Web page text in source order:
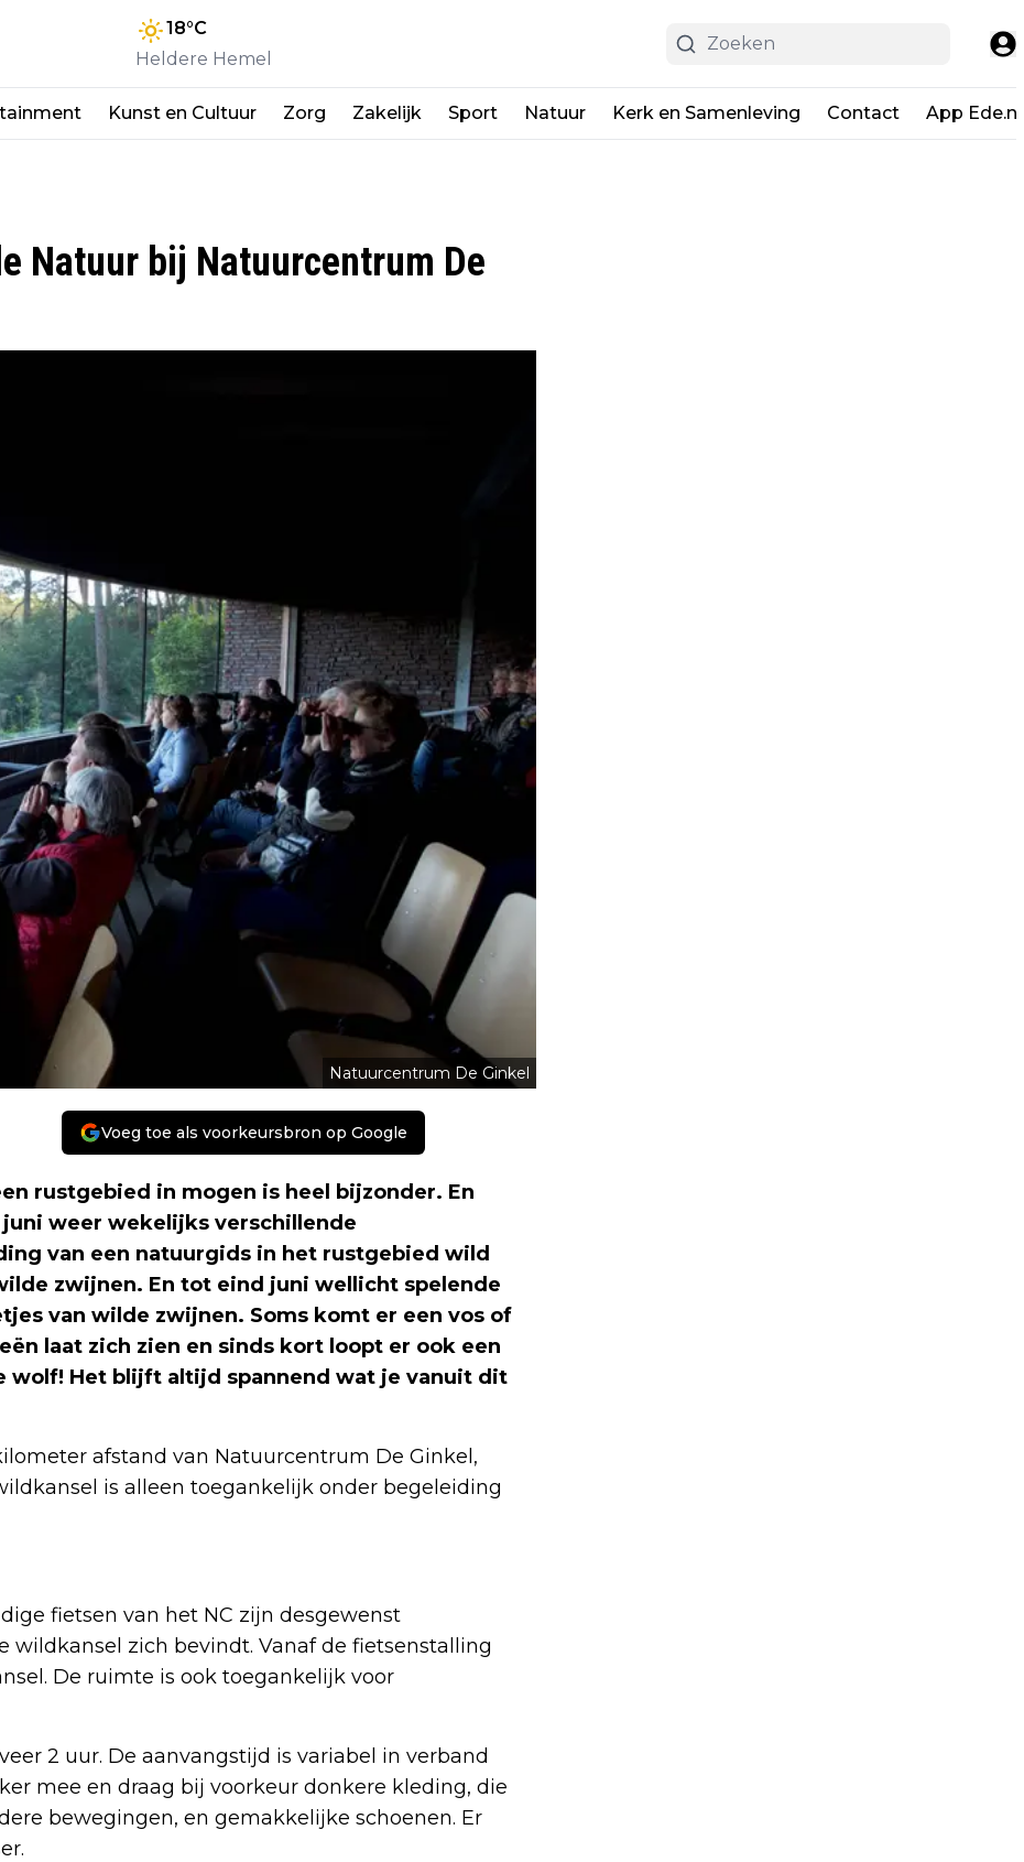
18°C
Heldere Hemel
Kunst en Cultuur Zorg Zakelijk Sport Natuur Kerk en Samenleving Contact App
Natuur bij Natuurcentrum De
Natuurcentrum De Ginkel
Voeg toe als voorkeursbron op Google
rustgebied in mogen is heel bijzonder. En
weer wekelijks verschillende
van een natuurgids in het rustgebied wild
zwijnen. En tot eind juni wellicht spelende
van wilde zwijnen. Soms komt er een vos of
laat zich zien en sinds kort loopt er ook een
wolf! Het blijft altijd spannend wat je vanuit dit
afstand van Natuurcentrum De Ginkel,
is alleen toegankelijk onder begeleiding
fietsen van het NC zijn desgewenst
wildkansel zich bevindt. Vanaf de fietsenstalling
De ruimte is ook toegankelijk voor
2 uur. De aanvangstijd is variabel in verband
mee en draag bij voorkeur donkere kleding, die
bewegingen, en gemakkelijke schoenen. Er